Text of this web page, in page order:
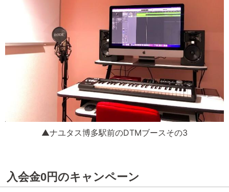
▲ナユタス博多駅前のDTMブースその3
入会金0円のキャンペーン